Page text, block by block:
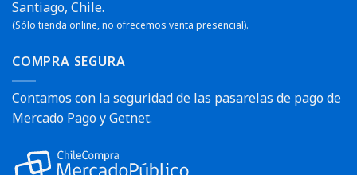
Santiago, Chile.
(Sólo tienda online, no ofrecemos venta presencial).
COMPRA SEGURA
Contamos con la seguridad de las pasarelas de pago de
Mercado Pago y Getnet.